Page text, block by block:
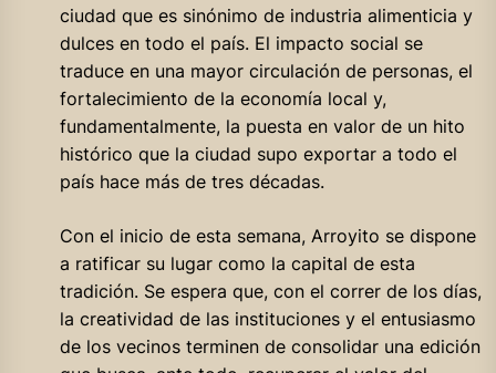
ciudad que es sinónimo de industria alimenticia y
dulces en todo el país. El impacto social se
traduce en una mayor circulación de personas, el
fortalecimiento de la economía local y,
fundamentalmente, la puesta en valor de un hito
histórico que la ciudad supo exportar a todo el
país hace más de tres décadas.
Con el inicio de esta semana, Arroyito se dispone
a ratificar su lugar como la capital de esta
tradición. Se espera que, con el correr de los días,
la creatividad de las instituciones y el entusiasmo
de los vecinos terminen de consolidar una edición